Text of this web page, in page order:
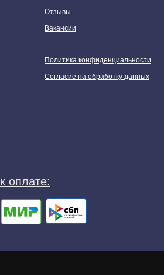
Отзывы
Вакансии
Политика конфиденциальности
Согласие на обработку данных